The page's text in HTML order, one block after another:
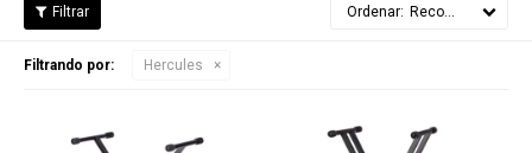
Recomendados
Filtrando por: Hercules